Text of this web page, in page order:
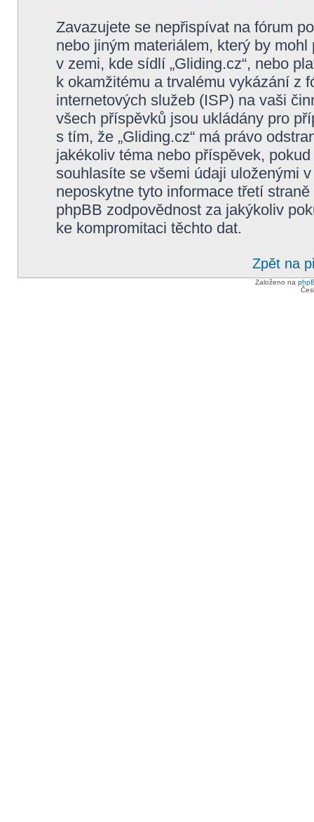
Zavazujete se nepřispívat na fórum
nebo jiným materiálem, který by
v zemi, kde sídlí „Gliding.cz“, nebo
k okamžitému a trvalému vykázání z
internetových služeb (ISP) na vaši
všech příspěvků jsou ukládány pro
s tím, že „Gliding.cz“ má právo
jakékoliv téma nebo příspěvek,
souhlasíte se všemi údaji uloženými
neposkytne tyto informace třetí
phpBB zodpovědnost za jakýkoliv
ke kompromitaci těchto dat.
Zpět na
Založeno na